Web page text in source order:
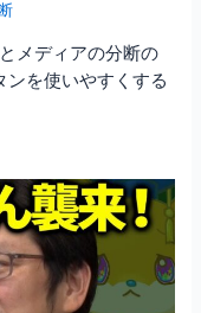
メディアの分断の
を使いやすくする